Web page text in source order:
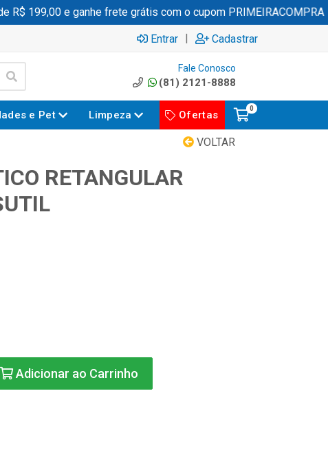
199,00 e ganhe frete grátis com o cupom PRIMEIRACOMPRA
Entrar | Cadastrar
Fale Conosco
(81) 2121-8888
e Pet Limpeza Ofertas
0
VOLTAR
RETANGULAR
Adicionar ao Carrinho